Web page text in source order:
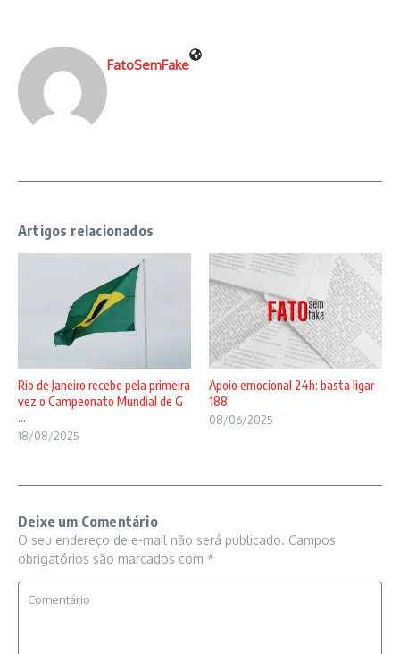
FatoSemFake
Artigos relacionados
Rio de Janeiro recebe pela primeira
vez o Campeonato Mundial de G
...
18/08/2025
Apoio emocional 24h: basta ligar
188
08/06/2025
Deixe um Comentário
O seu endereço de e-mail não será publicado. Campos
obrigatórios são marcados com *